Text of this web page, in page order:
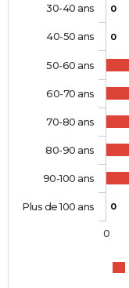
0
0
0
30-40 ans
40-50 ans
50-60 ans
60-70 ans
70-80 ans
80-90 ans
90-100 ans
Plus de 100 ans
0